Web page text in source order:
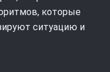
которые
ситуацию и